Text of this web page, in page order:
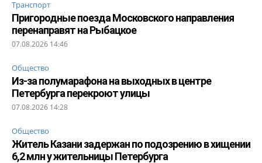
Транспорт
Пригородные поезда Московского направления
перенаправят на Рыбацкое
07.08.2026 14:46
Общество
Из-за полумарафона на выходных в центре
Петербурга перекроют улицы
07.08.2026 14:28
Общество
Житель Казани задержан по подозрению в хищении
6,2 млн у жительницы Петербурга